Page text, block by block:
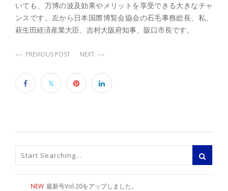
いても、万博の波及効果やメリットを享受できる大きなチャ
ンスです。左から日本国際博覧会協会の石毛事務総長、私、
萩生田経済産業大臣、吉村大阪府知事、阪口市長です。
PREVIOUS POST NEXT
NEW 最新号Vol.20をアップしました。